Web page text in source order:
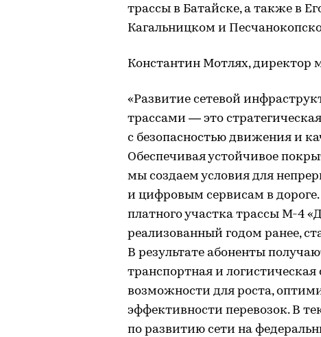
трассы в Батайске, а также в
Кагальницком и
Константин Мотлях, директор
«Развитие сетевой
трассами — это
с безопасностью движения и
Обеспечивая устойчивое
мы создаем условия для
и цифровым сервисам в
платного участка трассы М-4
реализованный годом ранее,
В результате абоненты
транспортная и
возможности для роста,
эффективности перевозок. В
по развитию сети на